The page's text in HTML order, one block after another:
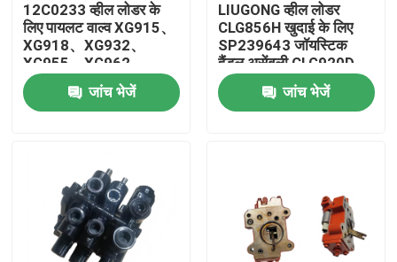
उत्पादों
वीडियो
12C0233 व्हील लोडर के
लिए पायलट वाल्व XG915、
XG918、XG932、
XG955、XG962、
XG982 स्पेयर पार्ट्स
जांच भेजें
LIUGONG व्हील लोडर
CLG856H खुदाई के लिए
SP239643 जॉयस्टिक
हैंडल असेंबली CLG920D,
CLG922D, CLG925D
CLG933E, CLG936D,
CLG939E
जांच भेजें